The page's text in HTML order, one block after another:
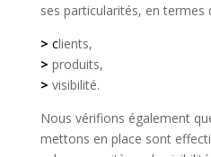
ses particularités, en termes
> clients,
> produits,
> visibilité.
Nous vérifions également
mettons en place sont